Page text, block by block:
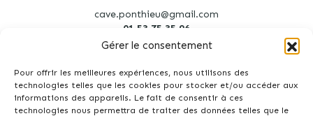
Gérer le consentement
Pour offrir les meilleures expériences, nous utilisons des
technologies telles que les cookies pour stocker et/ou accéder aux
informations des appareils. Le fait de consentir à ces
technologies nous permettra de traiter des données telles que le
cave.ponthieu@gmail.com
01 53 75 35 96